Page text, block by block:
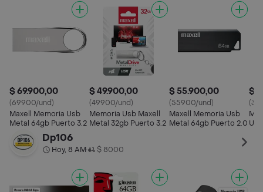
$ 69.900,00
(69900/und)
Maxell Memoria Usb
Metal 64gb Puerto 3.2
$ 49.900,00
(49900/und)
Memoria Usb Maxell
Metal 32gb Puerto 3.2
$ 55.900,00
(55900/und)
Maxell Memoria Usb
Metal 64gb Puerto 2.0
$
Dp106
Hoy, 8 AM• $ 8000